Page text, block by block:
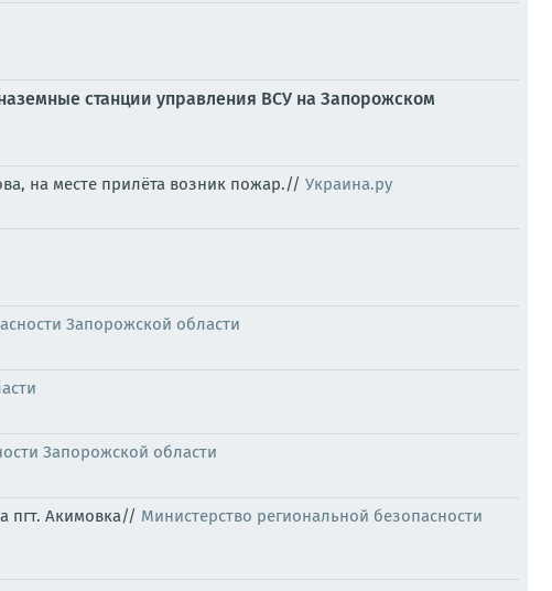
станции управления ВСУ на Запорожском
на месте прилёта возник пожар.// Украина.ру
Запорожской области
Запорожской области
пгт. Акимовка// Министерство региональной безопасности